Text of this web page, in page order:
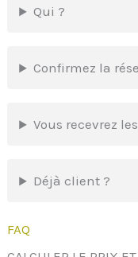
Qui ?
Confirmez la
Vous recevrez
Déjà client ?
FAQ